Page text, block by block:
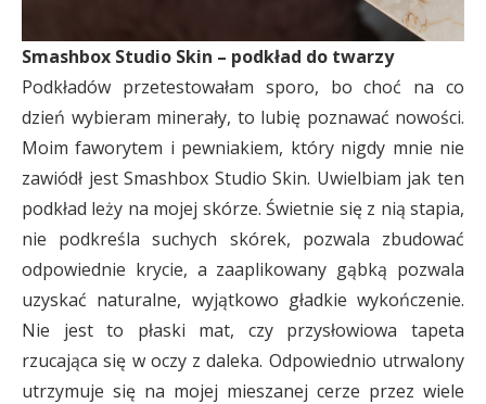
Smashbox Studio Skin – podkład do twarzy
Podkładów przetestowałam sporo, bo choć na co
dzień wybieram minerały, to lubię poznawać nowości.
Moim faworytem i pewniakiem, który nigdy mnie nie
zawiódł jest Smashbox Studio Skin. Uwielbiam jak ten
podkład leży na mojej skórze. Świetnie się z nią stapia,
nie podkreśla suchych skórek, pozwala zbudować
odpowiednie krycie, a zaaplikowany gąbką pozwala
uzyskać naturalne, wyjątkowo gładkie wykończenie.
Nie jest to płaski mat, czy przysłowiowa tapeta
rzucająca się w oczy z daleka. Odpowiednio utrwalony
utrzymuje się na mojej mieszanej cerze przez wiele